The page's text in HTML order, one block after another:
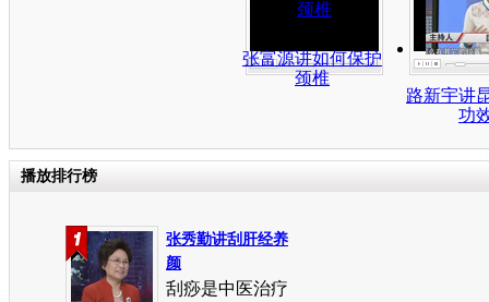
张富源讲如何保护
颈椎
路新宇讲
功
播放排行榜
张秀勤讲刮肝经养
颜
刮痧是中医治疗